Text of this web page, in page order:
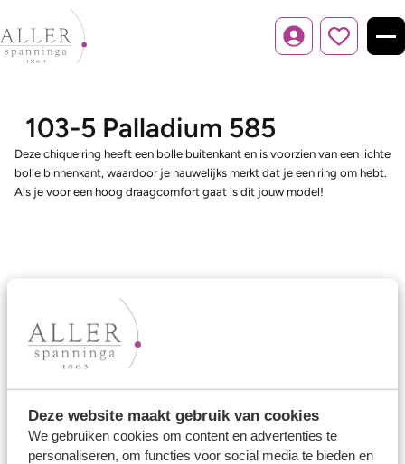
Deze website maakt gebruik van cookies
We gebruiken cookies om content en advertenties te
personaliseren, om functies voor social media te bieden en
Inloggen
103-5 Palladium 585
Deze chique ring heeft een bolle buitenkant en is voorzien van een lichte
bolle binnenkant, waardoor je nauwelijks merkt dat je een ring om hebt.
Als je voor een hoog draagcomfort gaat is dit jouw model!
Ons aanbod
Trouwringen
Verlovingsringen
Vriendschapsringen